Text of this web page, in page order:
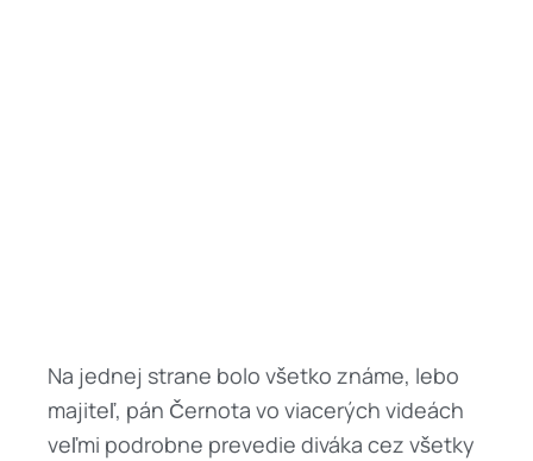
Na jednej strane bolo všetko známe, lebo
majiteľ, pán Černota vo viacerých videách
veľmi podrobne prevedie diváka cez všetky